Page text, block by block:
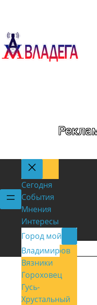
Сегодня
События
Мнения
Интересы
Город мой
Владимир
Александров
Вязники
Гороховец
Гусь-
Хрустальный
Контакты